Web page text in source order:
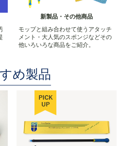
新製品・その他商品
モップと組み合わせて使うアタッチ
メント・大人気のスポンジなどその
他いろいろな商品をご紹介。
め製品